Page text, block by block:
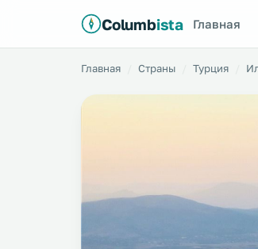
Columbista Главная
Главная Страны Турция